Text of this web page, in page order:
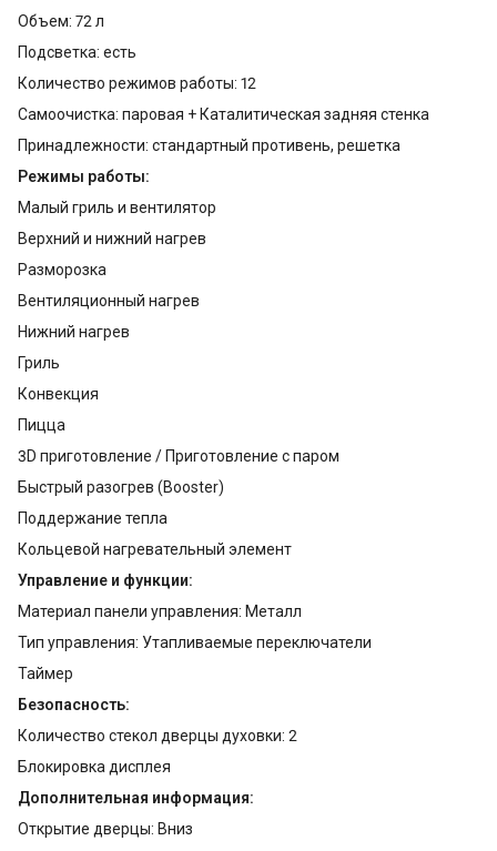
Объем: 72 л
Подсветка: есть
Количество режимов работы: 12
Самоочистка: паровая + Каталитическая задняя стенка
Принадлежности: стандартный противень, решетка
Режимы работы:
Малый гриль и вентилятор
Верхний и нижний нагрев
Разморозка
Вентиляционный нагрев
Нижний нагрев
Гриль
Конвекция
Пицца
3D приготовление / Приготовление с паром
Быстрый разогрев (Booster)
Поддержание тепла
Кольцевой нагревательный элемент
Управление и функции:
Материал панели управления: Металл
Тип управления: Утапливаемые переключатели
Таймер
Безопасность:
Количество стекол дверцы духовки: 2
Блокировка дисплея
Дополнительная информация:
Открытие дверцы: Вниз